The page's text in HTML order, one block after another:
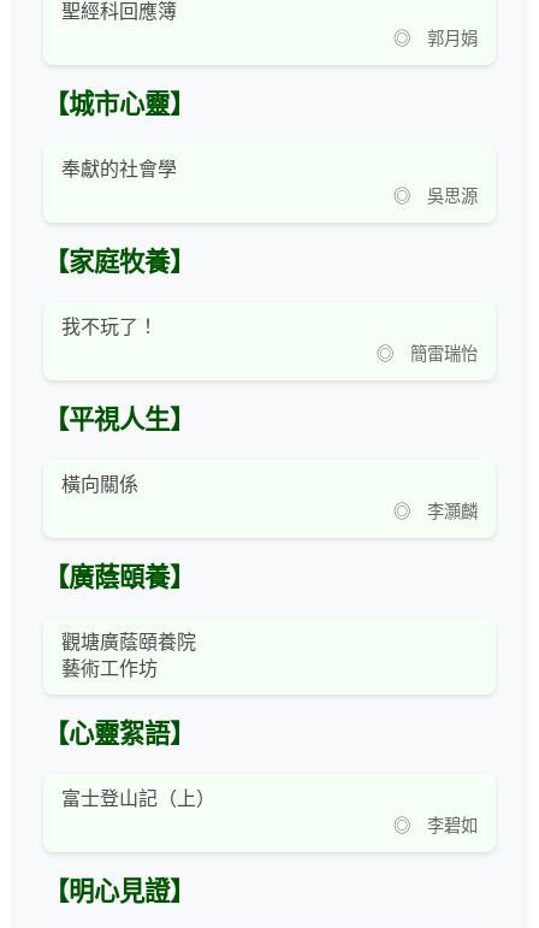
聖經科回應簿
◎ 郭月娟
【城市心靈】
奉獻的社會學
◎ 吳思源
【家庭牧養】
我不玩了！
◎ 簡雷瑞怡
【平視人生】
橫向關係
◎ 李灝麟
【廣蔭頤養】
觀塘廣蔭頤養院
藝術工作坊
【心靈絮語】
富士登山記（上）
◎ 李碧如
【明心見證】